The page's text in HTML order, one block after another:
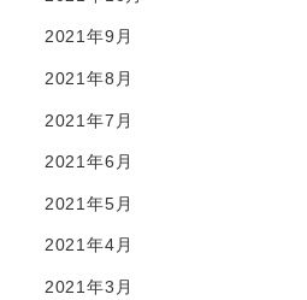
2021年9月
2021年8月
2021年7月
2021年6月
2021年5月
2021年4月
2021年3月